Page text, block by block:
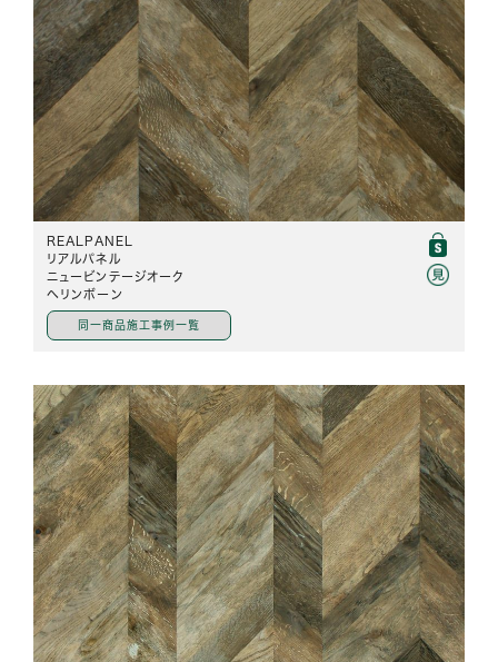
REALPANEL
リアルパネル
ニュービンテージオーク
ヘリンボーン
同一商品施工事例一覧